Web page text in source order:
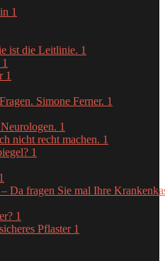
1
ist die Leitlinie. 1
1
1
Simone Ferner. 1
1
nicht recht machen. 1
1
1
Da fragen Sie mal Ihre
1
Pflaster 1